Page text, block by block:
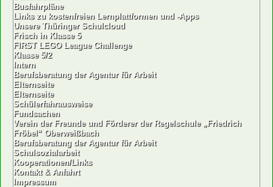
Busfahrpläne
Links zu kostenfreien Lernplattformen und -Apps
Unsere Thüringer Schulcloud
Frisch in Klasse 5
FIRST LEGO League Challenge
Klasse 5/2
Intern
Berufsberatung der Agentur für Arbeit
Elternseite
Elternseite
Schülerfahrausweise
Fundsachen
Verein der Freunde und Förderer der Regelschule „Friedrich
Fröbel“ Oberweißbach
Berufsberatung der Agentur für Arbeit
Schulsozialarbeit
Kooperationen/Links
Kontakt & Anfahrt
Impressum